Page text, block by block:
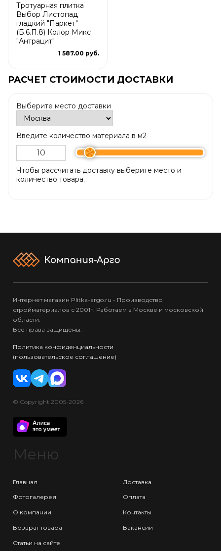
Тротуарная плитка
Выбор Листопад
гладкий "Паркет"
(Б.6.П.8) Колор Микс
"Антрацит"
1 587.00 руб.
РАСЧЕТ СТОИМОСТИ ДОСТАВКИ
Выберите место доставки
Введите количество материала в м2
Чтобы рассчитать доставку выберите место и
количество товара.
Интернет магазин Plitka-argo.ru - Производство
стройматериалов с 2001г. Работаем в Москве и московской
области.
Все права защищены.
Политика конфиденциальности
(пользовательское соглашение)
© Copyright 2005-2026
Меню
Главная
Фотогалерея
О компании
Возврат товара
Статьи на сайте
Доставка
Оплата
Контакты
Вакансии